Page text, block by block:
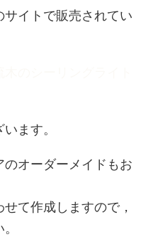
イトで販売されてい
ます。
オーダーメイドもお
て作成しますので，